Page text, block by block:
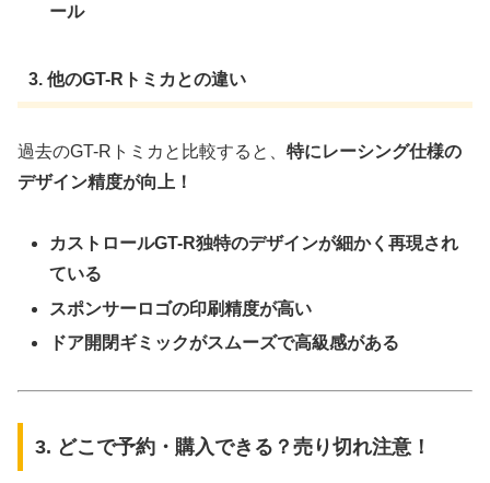
ール
3. 他のGT-Rトミカとの違い
過去のGT-Rトミカと比較すると、 特にレーシング仕様の
デザイン精度が向上！
カストロールGT-R独特のデザインが細かく再現され
ている
スポンサーロゴの印刷精度が高い
ドア開閉ギミックがスムーズで高級感がある
3. どこで予約・購入できる？売り切れ注意！